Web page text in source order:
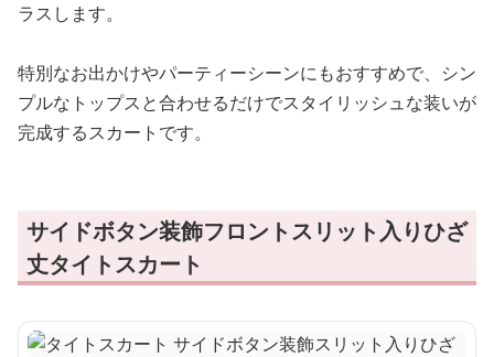
ラスします。
特別なお出かけやパーティーシーンにもおすすめで、シン
プルなトップスと合わせるだけでスタイリッシュな装いが
完成するスカートです。
サイドボタン装飾フロントスリット入りひざ
丈タイトスカート